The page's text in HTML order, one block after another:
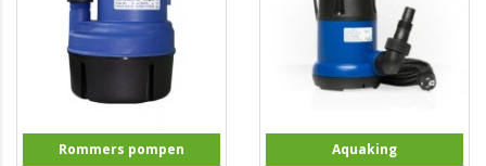
Rommers pompen Aquaking